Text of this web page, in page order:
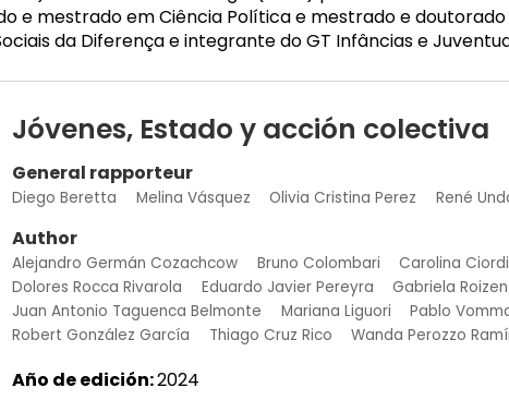
e mestrado em Ciência Política e mestrado e
da Diferença e integrante do GT Infâncias e
Jóvenes, Estado y acción colectiva
General rapporteur
Diego Beretta Melina Vásquez Olivia Cristina Perez René
Author
Alejandro Germán Cozachcow Bruno Colombari Carolina
Dolores Rocca Rivarola
Eduardo Javier Pereyra Gabriela Roizen
Juan Antonio Taguenca Belmonte
Mariana Liguori Pablo
Robert González García
Thiago Cruz Rico Wanda Perozzo
Año de edición:2024